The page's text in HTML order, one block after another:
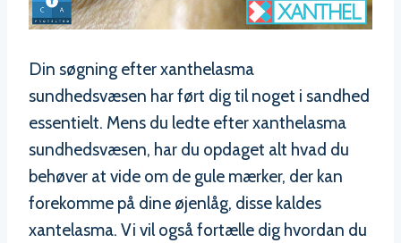
Din søgning efter xanthelasma
sundhedsvæsen har ført dig til noget i sandhed
essentielt. Mens du ledte efter xanthelasma
sundhedsvæsen, har du opdaget alt hvad du
behøver at vide om de gule mærker, der kan
forekomme på dine øjenlåg, disse kaldes
xantelasma. Vi vil også fortælle dig hvordan du